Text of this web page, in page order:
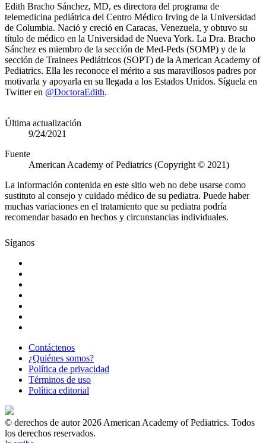
​Edith Bracho Sánchez, MD, es directora del programa de
telemedicina pediátrica del Centro Médico Irving de la Universidad
de Columbia​​. Nació y creció en Caracas, Venezuela, y obtuvo su
título de médico en la Universidad de Nueva York. La Dra. Bracho
Sánchez es miembro de la sección de Med-Peds (SOMP) y de la
sección de Trainees Pediátricos (SOPT) de la American Academy of
Pediatrics. Ella les reconoce​​​​ el mérito a sus maravillosos padres por
motivarla y apoyarla en su llegada a los Estados Unidos. Síguela en
Twitter en @DoctoraEdith​.
Última actualización
9/24/2021
Fuente
American Academy of Pediatrics (Copyright © 2021)
La información contenida en este sitio web no debe usarse como
sustituto al consejo y cuidado médico de su pediatra. Puede haber
muchas variaciones en el tratamiento que su pediatra podría
recomendar basado en hechos y circunstancias individuales.
Síganos
Contáctenos
¿Quiénes somos?
Política de privacidad
Términos de uso
Política editorial
© derechos de autor 2026 American Academy of Pediatrics. Todos
los derechos reservados.